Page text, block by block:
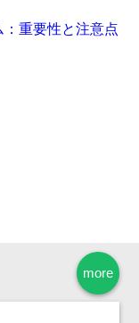
重要性と注意点
more